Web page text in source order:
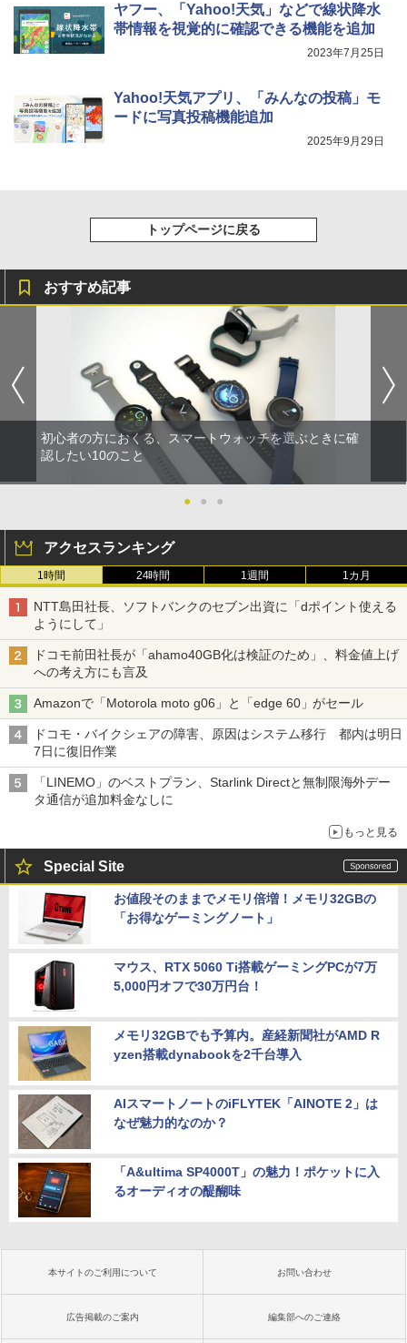
ヤフー、「Yahoo!天気」などで線状降水
帯情報を視覚的に確認できる機能を追加
2023年7月25日
Yahoo!天気アプリ、「みんなの投稿」モ
ードに写真投稿機能追加
2025年9月29日
トップページに戻る
おすすめ記事
初心者の方におくる、スマートウォッチを選ぶときに確
認したい10のこと
● ● ●
アクセスランキング
1時間 24時間 1週間 1カ月
NTT島田社長、ソフトバンクのセブン出資に「dポイント使える
ようにして」
ドコモ前田社長が「ahamo40GB化は検証のため」、料金値上げ
への考え方にも言及
Amazonで「Motorola moto g06」と「edge 60」がセール
ドコモ・バイクシェアの障害、原因はシステム移行 都内は明日
7日に復旧作業
「LINEMO」のベストプラン、Starlink Directと無制限海外デー
タ通信が追加料金なしに
もっと見る
Special Site
お値段そのままでメモリ倍増！メモリ32GBの
「お得なゲーミングノート」
マウス、RTX 5060 Ti搭載ゲーミングPCが7万
5,000円オフで30万円台！
メモリ32GBでも予算内。産経新聞社がAMD R
yzen搭載dynabookを2千台導入
AIスマートノートのiFLYTEK「AINOTE 2」は
なぜ魅力的なのか？
「A&ultima SP4000T」の魅力！ポケットに入
るオーディオの醍醐味
本サイトのご利用について お問い合わせ
広告掲載のご案内 編集部へのご連絡